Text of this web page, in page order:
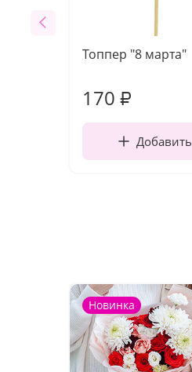
Топпер "8 марта"
170 ₽
Добавить
Новинка